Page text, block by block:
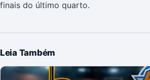
finais do último quarto.
Leia Também